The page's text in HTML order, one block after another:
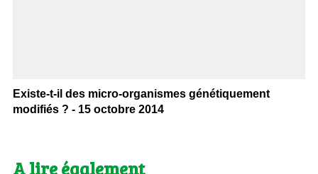
Existe-t-il des micro-organismes génétiquement
modifiés ? - 15 octobre 2014
A lire également